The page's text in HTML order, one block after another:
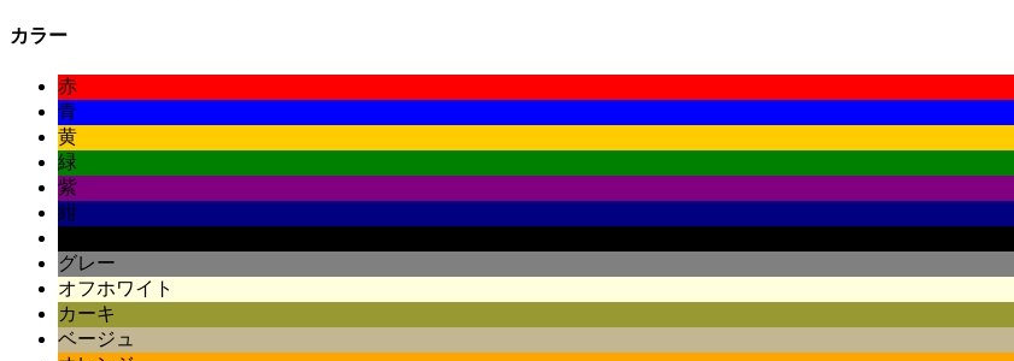
カラー
赤
青
黄
緑
紫
紺
グレー
オフホワイト
カーキ
ベージュ